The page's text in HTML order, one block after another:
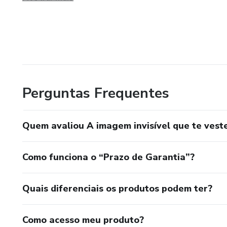
Perguntas Frequentes
Quem avaliou A imagem invisível que te
Como funciona o “Prazo de Garantia”?
Quais diferenciais os produtos podem ter?
Como acesso meu produto?